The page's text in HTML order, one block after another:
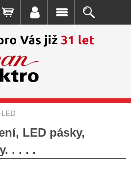
LED pásky,
. . . .